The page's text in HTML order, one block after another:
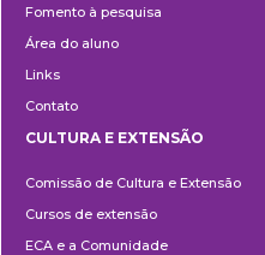
Fomento à pesquisa
Área do aluno
Links
Contato
e
Extensão
CULTURA E EXTENSÃO
Comissão de Cultura e Extensão
Cursos de extensão
ECA e a Comunidade